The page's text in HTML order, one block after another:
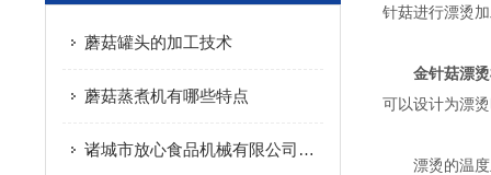
蘑菇罐头的加工技术
蘑菇蒸煮机有哪些特点
诸城市放心食品机械有限公司风干机工作原理及注意事项
针菇进行漂烫
金针菇漂
可以设计为漂
漂烫的温度主